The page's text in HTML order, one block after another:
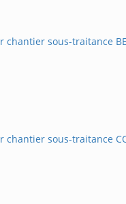
chantier sous-traitance
chantier sous-traitance